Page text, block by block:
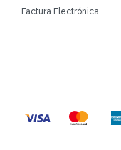
Factura Electrónica